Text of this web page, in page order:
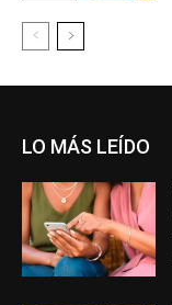
LO MÁS LEÍDO